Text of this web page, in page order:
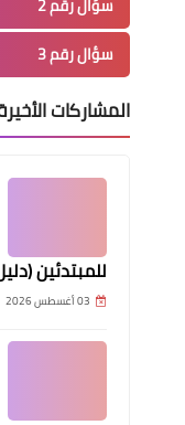
سؤال رقم 3
المشاركات
للمبتدئين (دليل
03 أغسطس 2026